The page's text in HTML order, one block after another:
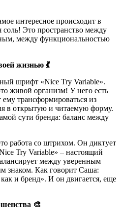
интересное происходит в
Это пространство между
между функциональностью
жизнью 💃
шрифт «Nice Try Variable».
живой организм! У него есть
трансформироваться из
в открытую и читаемую форму.
сути бренда: баланс между
работа со штрихом. Он диктует
Try Variable» – настоящий
между уверенным
знаком. Как говорит Саша:
и бренд». И он двигается, еще
🎨